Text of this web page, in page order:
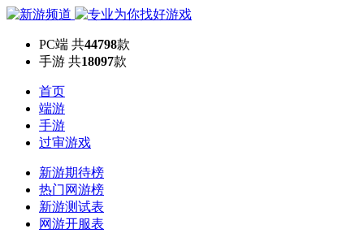
PC端 共44798款
手游 共18097款
首页
端游
手游
过审游戏
新游期待榜
热门网游榜
新游测试表
网游开服表